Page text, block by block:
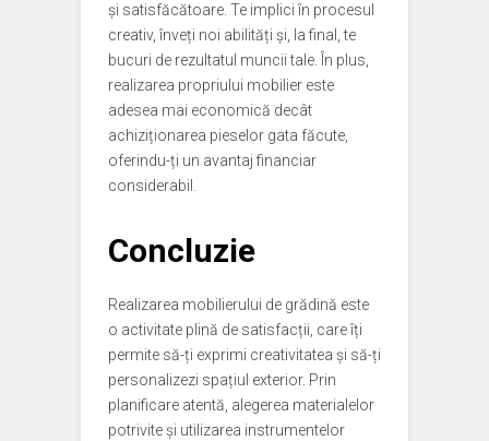
și satisfăcătoare. Te implici în procesul
creativ, înveți noi abilități și, la final, te
bucuri de rezultatul muncii tale. În plus,
realizarea propriului mobilier este
adesea mai economică decât
achiziționarea pieselor gata făcute,
oferindu-ți un avantaj financiar
considerabil.
Concluzie
Realizarea mobilierului de grădină este
o activitate plină de satisfacții, care îți
permite să-ți exprimi creativitatea și să-ți
personalizezi spațiul exterior. Prin
planificare atentă, alegerea materialelor
potrivite și utilizarea instrumentelor